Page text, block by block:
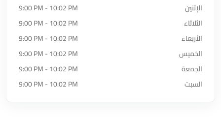
الإثنين
9:00 PM - 10:02 PM
الثلاثاء
9:00 PM - 10:02 PM
الأربعاء
9:00 PM - 10:02 PM
الخميس
9:00 PM - 10:02 PM
الجمعة
9:00 PM - 10:02 PM
السبت
9:00 PM - 10:02 PM